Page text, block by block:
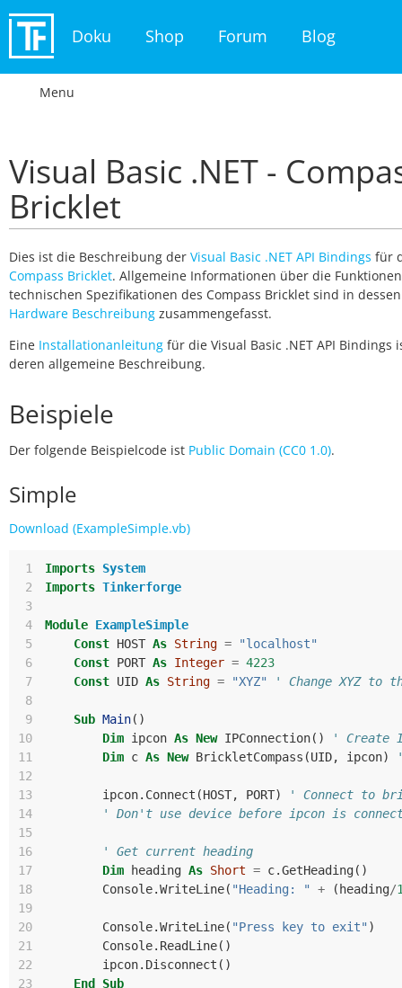
Doku Shop Forum Blog
Menu
Visual Basic .NET -
Bricklet
Dies ist die Beschreibung der Visual Basic .NET API Bindings für
Compass Bricklet. Allgemeine Informationen über die
technischen Spezifikationen des Compass Bricklet sind in dessen
Hardware Beschreibung zusammengefasst.
Eine Installationanleitung für die Visual Basic .NET API Bindings
deren allgemeine Beschreibung.
Beispiele
Der folgende Beispielcode ist Public Domain (CC0 1.0).
Simple
Download (ExampleSimple.vb)
1 Imports System
2
Imports Tinkerforge
3
4
Module ExampleSimple
5
Const HOST As String =
"localhost"
6
Const PORT As Integer = 4223
7
Const UID As String = "XYZ"
' Change XYZ to
8
9
Sub Main()
10
Dim ipcon As New IPConnection()
' Create
11
Dim c As New BrickletCompass (UID, ipcon)
12
13
ipcon. Connect (HOST, PORT)
' Connect to
14
' Don't use device before ipcon is
15
16
' Get current heading
17
Dim heading As Short = c.GetHeading()
18
Console.WriteLine( "Heading: " + ( heading/
19
20
Console.WriteLine( "Press key to exit" )
21
Console. ReadLine()
22
ipcon. Disconnect ()
23
End
Sub